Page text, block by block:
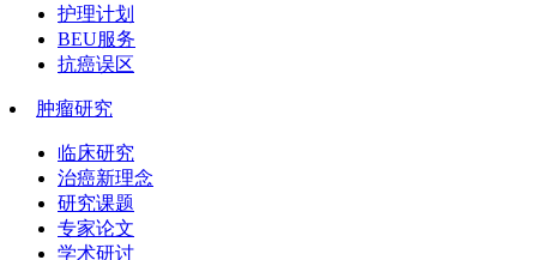
护理计划
BEU服务
抗癌误区
肿瘤研究
临床研究
治癌新理念
研究课题
专家论文
学术研讨